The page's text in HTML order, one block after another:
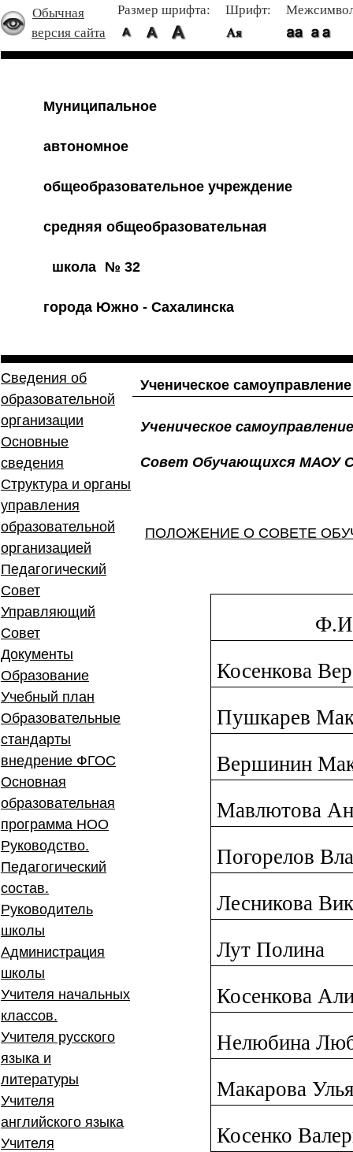
Обычная
версия сайта
Размер шрифта: Шрифт:
Муниципальное
автономное
общеобразовательное учреждение
средняя общеобразовательная
школа № 32
города Южно - Сахалинска
Сведения об
образовательной
организации
Основные
сведения
Структура и органы
управления
образовательной
организацией
Педагогический
Совет
Управляющий
Совет
Документы
Образование
Учебный план
Образовательные
стандарты
внедрение ФГОС
Основная
образовательная
программа НОО
Руководство.
Педагогический
состав.
Руководитель
школы
Администрация
школы
Учителя начальных
классов.
Учителя русского
языка и
литературы
Учителя
английского языка
Учителя
Ученическое самоуправление
Ученическое самоуправление
Совет Обучающихся МАОУ
ПОЛОЖЕНИЕ О СОВЕТЕ
Косенкова
Пушкарев
Вершинин
Мавлютова
Погорелов
Лесникова
Лут Полина
Косенкова
Нелюбина
Макарова
Косенко